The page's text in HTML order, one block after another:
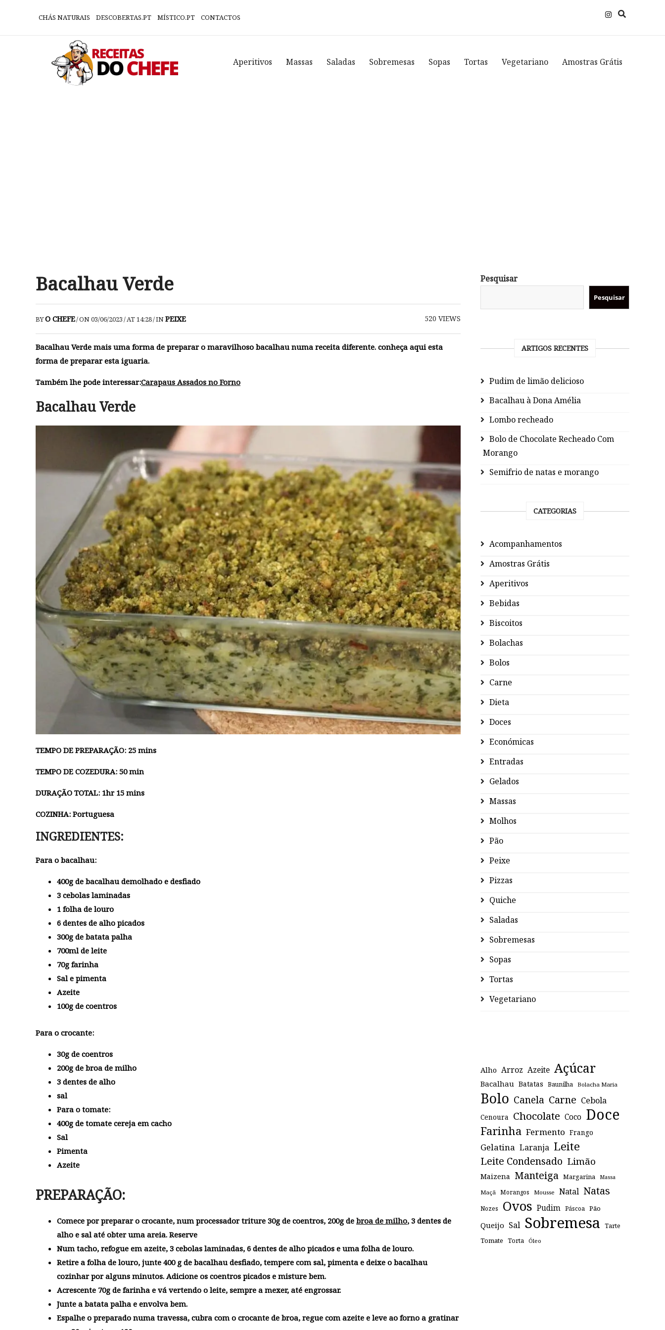
CHÁS NATURAIS DESCOBERTAS.PT MÍSTICO.PT CONTACTOS
Aperitivos Massas Saladas Sobremesas Sopas Tortas Vegetariano Amostras Grátis
Bacalhau Verde
BYO CHEFE/ON 03/06/2023/AT 14:28/INPEIXE 520VIEWS
Bacalhau Verde mais uma forma de preparar o maravilhoso bacalhau numa receita diferente. conheça aqui esta
forma de preparar esta iguaria.
Também lhe pode interessar:Carapaus Assados no Forno
Bacalhau Verde
TEMPO DE PREPARAÇÃO: 25 mins
TEMPO DE COZEDURA: 50 min
DURAÇÃO TOTAL: 1hr 15 mins
COZINHA: Portuguesa
INGREDIENTES:
Para o bacalhau:
400g de bacalhau demolhado e desfiado
3 cebolas laminadas
1 folha de louro
6 dentes de alho picados
300g de batata palha
700ml de leite
70g farinha
Sal e pimenta
Azeite
100g de coentros
Para o crocante:
30g de coentros
200g de broa de milho
3 dentes de alho
sal
Para o tomate:
400g de tomate cereja em cacho
Sal
Pimenta
Azeite
PREPARAÇÃO:
Comece por preparar o crocante, num processador triture 30g de coentros, 200g de broa de milho, 3 dentes de
alho e sal até obter uma areia. Reserve
Num tacho, refogue em azeite, 3 cebolas laminadas, 6 dentes de alho picados e uma folha de louro.
Retire a folha de louro, junte 400 g de bacalhau desfiado, tempere com sal, pimenta e deixe o bacalhau
cozinhar por alguns minutos. Adicione os coentros picados e misture bem.
Acrescente 70g de farinha e vá vertendo o leite, sempre a mexer, até engrossar.
Junte a batata palha e envolva bem.
Espalhe o preparado numa travessa, cubra com o crocante de broa, regue com azeite e leve ao forno a gratinar
Pesquisar
Pesquisar
ARTIGOS RECENTES
Pudim de limão delicioso
Bacalhau à Dona Amélia
Lombo recheado
Bolo de Chocolate Recheado Com
Morango
Semifrio de natas e morango
CATEGORIAS
Acompanhamentos
Amostras Grátis
Aperitivos
Bebidas
Biscoitos
Bolachas
Bolos
Carne
Dieta
Doces
Económicas
Entradas
Gelados
Massas
Molhos
Pão
Peixe
Pizzas
Quiche
Saladas
Sobremesas
Sopas
Tortas
Vegetariano
Alho Arroz Azeite Açúcar
Bacalhau Batatas Baunilha Bolacha Maria
Bolo Canela Carne Cebola
Cenoura Chocolate Coco Doce
Farinha Fermento Frango
Gelatina Laranja Leite
Leite Condensado Limão
Maizena Manteiga Margarina Massa
Maçã Morangos Mousse Natal Natas
Nozes Ovos Pudim Páscoa Pão
Queijo Sal Sobremesa Tarte
Tomate Torta Óleo